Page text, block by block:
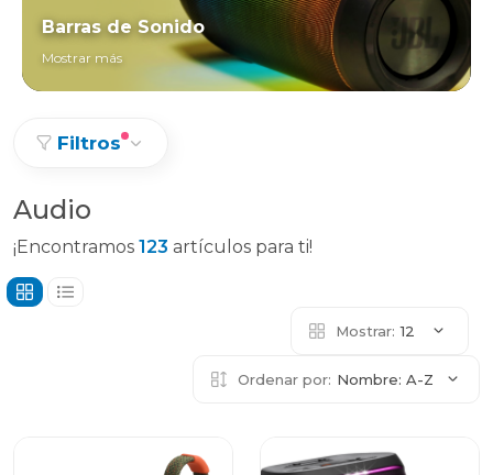
Barras de Sonido
Mostrar más
Filtros
Audio
¡Encontramos 123 artículos para ti!
Mostrar: 12
Ordenar por: Nombre: A-Z